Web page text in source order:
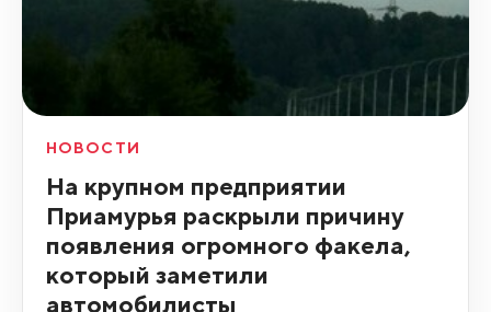
НОВОСТИ
На крупном предприятии
Приамурья раскрыли причину
появления огромного факела,
который заметили
автомобилисты